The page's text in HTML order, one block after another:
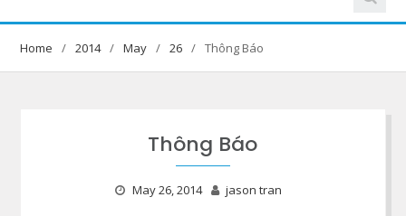
Home 2014 May 26 Thông Báo
Thông Báo
May 26, 2014 jason tran